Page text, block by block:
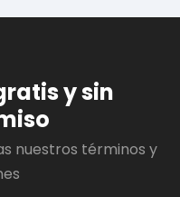
y sin
nuestros términos y